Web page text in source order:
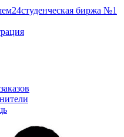
студенческая биржа №1